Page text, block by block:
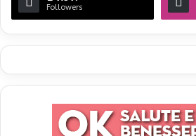
Followers